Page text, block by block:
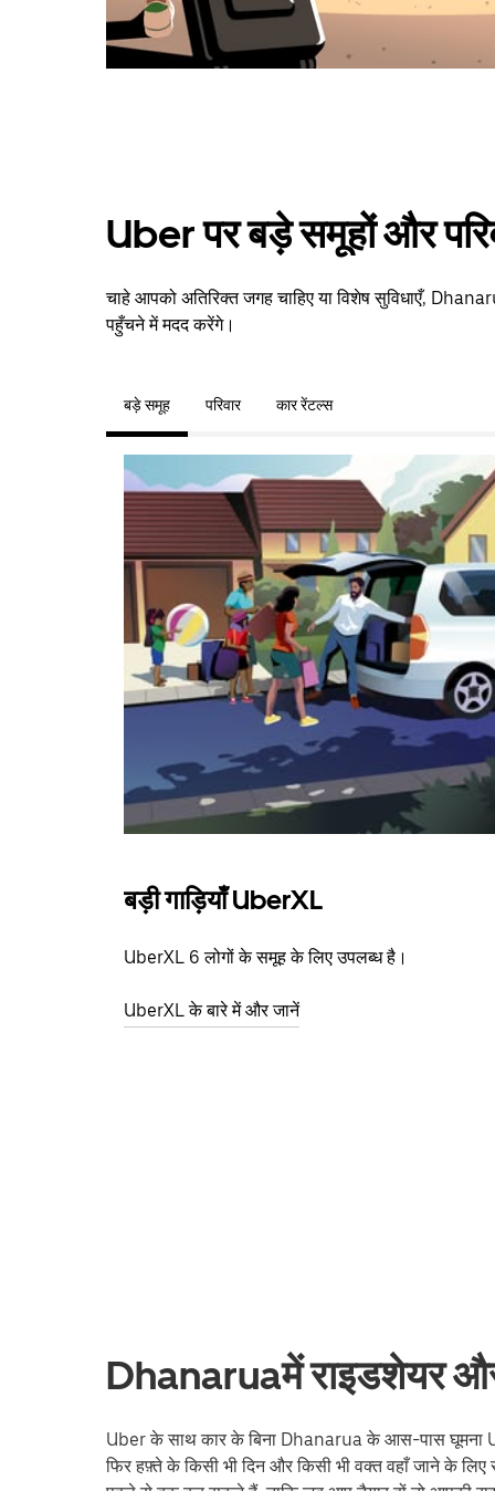
Uber पर बड़े समूहों और
चाहे आपको अतिरिक्त जगह चाहिए या विशेष सुविधाएँ,
पहुँचने में मदद करेंगे।
बड़े समूह परिवार कार रेंटल्स
बड़ी गाड़ियाँ UberXL
UberXL 6 लोगों के समूह के लिए उपलब्ध है।
UberXL के बारे में और जानें
Dhanaruaमें राइडशेयर और
Uber के साथ कार के बिना Dhanarua के आस-पास घूमना
फिर हफ़्ते के किसी भी दिन और किसी भी वक्त वहाँ जाने के